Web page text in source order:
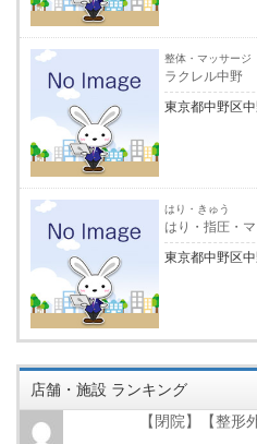
整体・マッサージ
ラクレル中野
東京都中野区
はり・きゅう
はり・指圧・
東京都中野区
店舗・施設 ランキング
【閉院】【整形